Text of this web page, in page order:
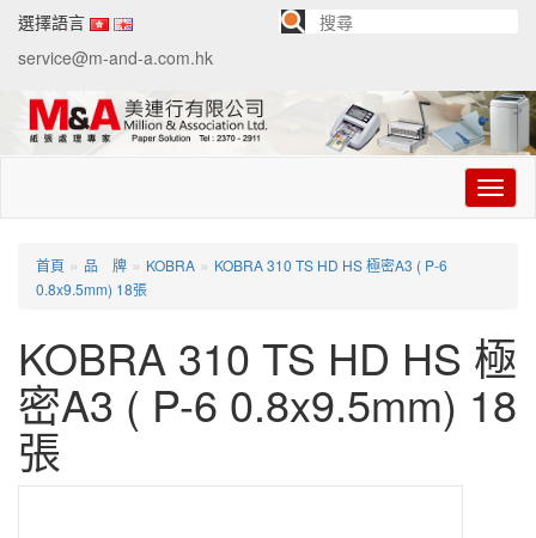
選擇語言
service@m-and-a.com.hk
切
换
首頁 » 品 牌 » KOBRA » KOBRA 310 TS HD HS 極密A3 ( P-6
0.8x9.5mm) 18張
KOBRA 310 TS HD HS 極
密A3 ( P-6 0.8x9.5mm) 18
張